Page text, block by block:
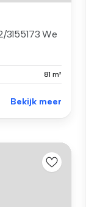
3155173 We
81 m²
Bekijk meer